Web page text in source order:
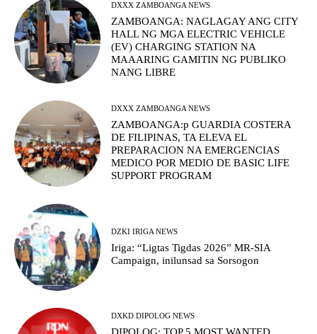
DXXX ZAMBOANGA NEWS
ZAMBOANGA: NAGLAGAY ANG CITY
HALL NG MGA ELECTRIC VEHICLE
(EV) CHARGING STATION NA
MAAARING GAMITIN NG PUBLIKO
NANG LIBRE
DXXX ZAMBOANGA NEWS
ZAMBOANGA:p GUARDIA COSTERA
DE FILIPINAS, TA ELEVA EL
PREPARACION NA EMERGENCIAS
MEDICO POR MEDIO DE BASIC LIFE
SUPPORT PROGRAM
DZKI IRIGA NEWS
Iriga: “Ligtas Tigdas 2026” MR-SIA
Campaign, inilunsad sa Sorsogon
DXKD DIPOLOG NEWS